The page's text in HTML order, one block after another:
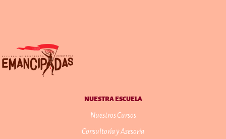
NUESTRA ESCUELA
Nuestros Cursos
Consultoría y Asesoría